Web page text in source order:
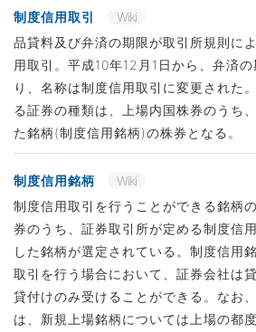
制度信用取引
Wiki
品貸料及び弁済の期限が取引所規則に
用取引。平成10年12月1日から、弁済
り、名称は制度信用取引に変更された
る証券の種類は、上場内国株券のうち
た銘柄(制度信用銘柄)の株券となる。
制度信用銘柄
Wiki
制度信用取引を行うことができる銘柄
券のうち、証券取引所が定める制度信
した銘柄が選定されている。制度信用
取引を行う場合において、証券会社は
貸付けのみ受けることができる。なお
は、新規上場銘柄については上場の都